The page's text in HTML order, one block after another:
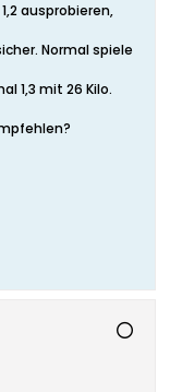
ausprobieren,
Normal spiele
1,3 mit 26 Kilo.